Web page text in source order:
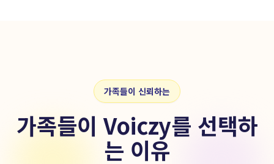
가족들이 신뢰하는
가족들이 Voiczy를 선택하
는 이유